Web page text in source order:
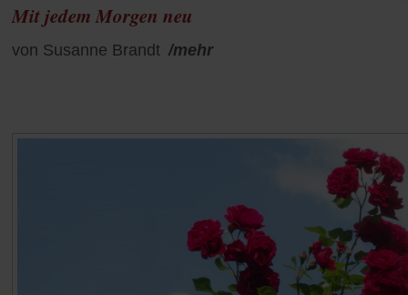
Mit jedem Morgen neu
von Susanne Brandt /mehr